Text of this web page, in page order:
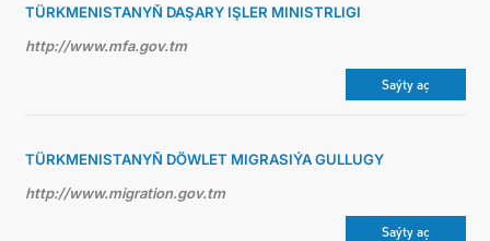
TÜRKMENISTAN
ARAGATNAŞYK
TÜRKMENISTANYŇ DAŞARY IŞLER MINISTRLIGI
http://www.mfa.gov.tm
Saýty aç
TÜRKMENISTANYŇ DÖWLET MIGRASIÝA GULLUGY
http://www.migration.gov.tm
Saýty aç